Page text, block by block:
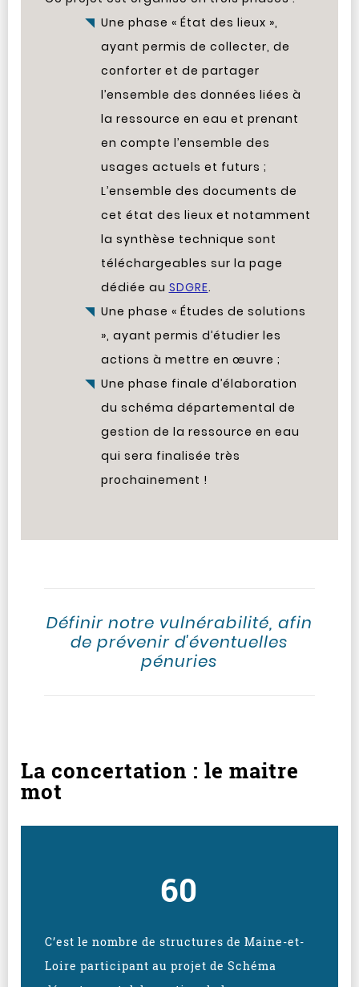
Une phase « État des lieux »,
ayant permis de collecter, de
conforter et de partager
l’ensemble des données liées à
la ressource en eau et prenant
en compte l’ensemble des
usages actuels et futurs ;
L’ensemble des documents de
cet état des lieux et notamment
la synthèse technique sont
téléchargeables sur la page
dédiée au SDGRE.
Une phase « Études de solutions
», ayant permis d’étudier les
actions à mettre en œuvre ;
Une phase finale d’élaboration
du schéma départemental de
gestion de la ressource en eau
qui sera finalisée très
prochainement !
Définir notre vulnérabilité, afin
de prévenir d'éventuelles
pénuries
La concertation : le maitre
mot
60
C’est le nombre de structures de Maine-et-
Loire participant au projet de Schéma